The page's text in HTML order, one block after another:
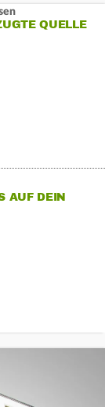
QUELLE
AUF DEIN